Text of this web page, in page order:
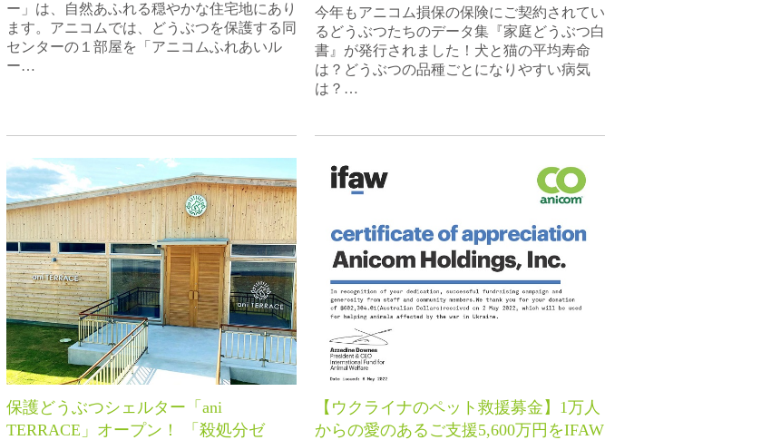
ー」は、自然あふれる穏やかな住宅地にあり
ます。アニコムでは、どうぶつを保護する同
センターの１部屋を「アニコムふれあいル
ー…
今年もアニコム損保の保険にご契約されてい
るどうぶつたちのデータ集『家庭どうぶつ白
書』が発行されました！犬と猫の平均寿命
は？どうぶつの品種ごとになりやすい病気
は？…
保護どうぶつシェルター「ani
TERRACE」オープン！ 「殺処分ゼ
【ウクライナのペット救援募金】1万人
からの愛のあるご支援5,600万円をIFAW